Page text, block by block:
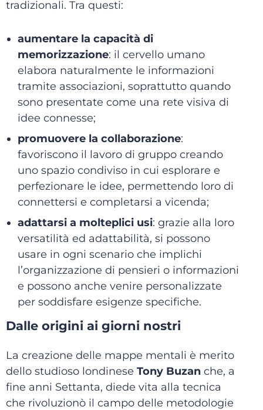
tradizionali. Tra questi:
aumentare la capacità di
memorizzazione: il cervello umano
elabora naturalmente le informazioni
tramite associazioni, soprattutto quando
sono presentate come una rete visiva di
idee connesse;
promuovere la collaborazione:
favoriscono il lavoro di gruppo creando
uno spazio condiviso in cui esplorare e
perfezionare le idee, permettendo loro di
connettersi e completarsi a vicenda;
adattarsi a molteplici usi: grazie alla loro
versatilità ed adattabilità, si possono
usare in ogni scenario che implichi
l’organizzazione di pensieri o informazioni
e possono anche venire personalizzate
per soddisfare esigenze specifiche.
Dalle origini ai giorni nostri
La creazione delle mappe mentali è merito
dello studioso londinese Tony Buzan che, a
fine anni Settanta, diede vita alla tecnica
che rivoluzionò il campo delle metodologie